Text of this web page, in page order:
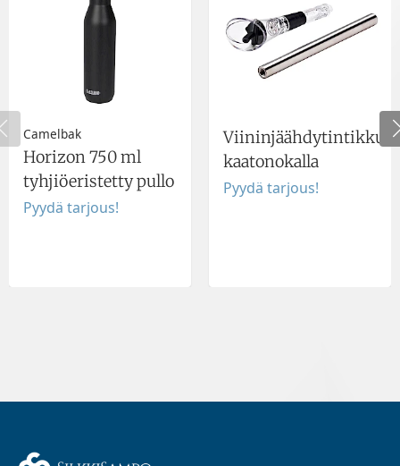
Camelbak
Horizon 750 ml
tyhjiöeristetty pullo
Pyydä tarjous!
Viininjäähdytintikku
kaatonokalla
Pyydä tarjous!